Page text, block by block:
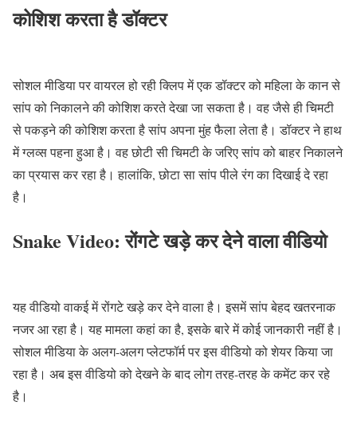
कोशिश करता है डॉक्टर
सोशल मीडिया पर वायरल हो रही क्लिप में एक डॉक्टर को महिला के कान से
सांप को निकालने की कोशिश करते देखा जा सकता है। वह जैसे ही चिमटी
से पकड़ने की कोशिश करता है सांप अपना मुंह फैला लेता है। डॉक्टर ने हाथ
में ग्लव्स पहना हुआ है। वह छोटी सी चिमटी के जरिए सांप को बाहर निकालने
का प्रयास कर रहा है। हालांकि, छोटा सा सांप पीले रंग का दिखाई दे रहा
है।
Snake Video:रोंगटे खड़े कर देने वाला वीडियो
यह वीडियो वाकई में रोंगटे खड़े कर देने वाला है। इसमें सांप बेहद खतरनाक
नजर आ रहा है। यह मामला कहां का है, इसके बारे में कोई जानकारी नहीं है।
सोशल मीडिया के अलग-अलग प्लेटफॉर्म पर इस वीडियो को शेयर किया जा
रहा है। अब इस वीडियो को देखने के बाद लोग तरह-तरह के कमेंट कर रहे
है।